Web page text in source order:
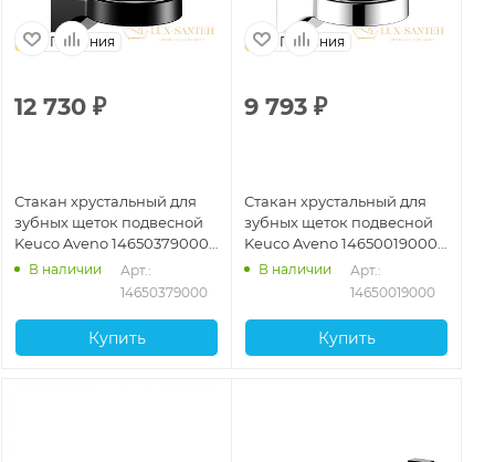
Германия
12 730 ₽
Стакан хрустальный для
зубных щеток подвесной
Keuco Aveno 14650379000,
черный матовый
В наличии
Арт.:
14650379000
Купить
Германия
9 793 ₽
Стакан хрустальный для
зубных щеток подвесной
Keuco Aveno 14650019000,
хромВ наличии
Арт.:
14650019000
Купить